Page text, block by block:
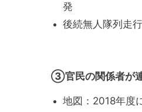
発
後続無人隊列走
③官民の関係者が
地図：2018年度